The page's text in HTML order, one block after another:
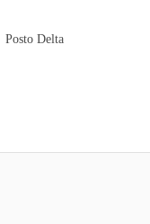
Posto Delta